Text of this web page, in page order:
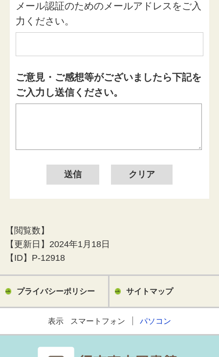
メール認証のためのメールアドレスをご入
力ください。
ご意見・ご感想等がございましたら下記を
ご入力し送信ください。
【閲覧数】
【更新日】 2024年1月18日
【ID】 P-12918
プライバシーポリシー サイトマップ
表示 スマートフォン パソコン